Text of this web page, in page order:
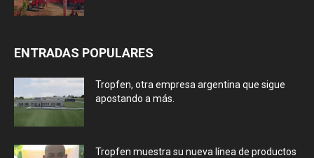
ENTRADAS POPULARES
Tropfen, otra empresa argentina que sigue
apostando a más.
Tropfen muestra su nueva línea de productos